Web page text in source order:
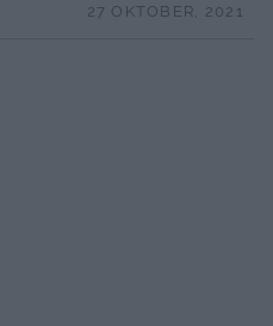
27 OKTOBER, 2021